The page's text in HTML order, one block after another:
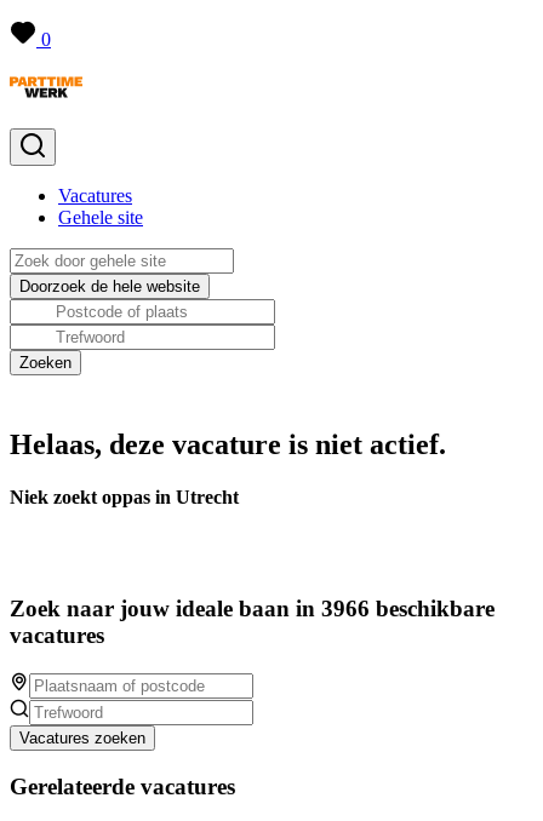
0
Vacatures
Gehele site
Helaas, deze vacature is niet actief.
Niek zoekt oppas in Utrecht
Zoek naar jouw ideale baan in 3966 beschikbare
vacatures
Vacatures zoeken
Gerelateerde vacatures